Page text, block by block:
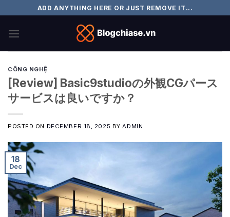
content
ADD ANYTHING HERE OR JUST REMOVE IT...
CÔNG NGHỆ
[Review] Basic9studioの外観CGパース
サービスは良いですか？
POSTED ON DECEMBER 18, 2025 BYADMIN
18
Dec